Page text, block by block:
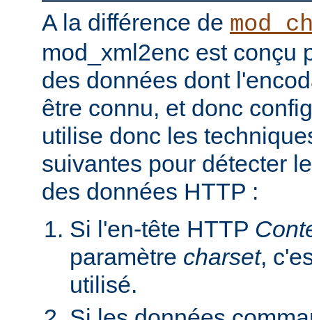
A la différence de
mod_xml2enc est conçu
des données dont
être connu, et donc
utilise donc les
suivantes pour détecter
des données HTTP :
Si l'en-tête HTTP
paramètre charset,
utilisé.